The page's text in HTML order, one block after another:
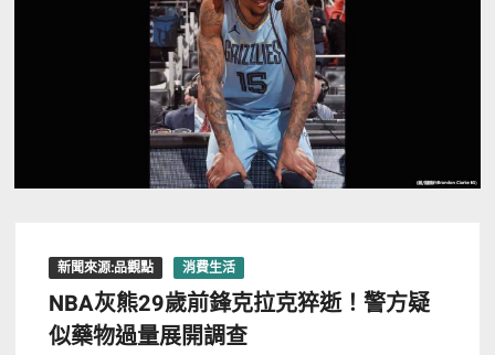
新聞來源:品觀點 消費生活
NBA灰熊29歲前鋒克拉克猝逝！警方疑
似藥物過量展開調查